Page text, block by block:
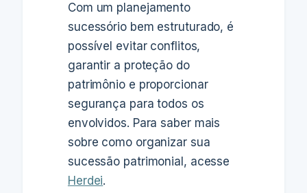
Com um planejamento
sucessório bem estruturado, é
possível evitar conflitos,
garantir a proteção do
patrimônio e proporcionar
segurança para todos os
envolvidos. Para saber mais
sobre como organizar sua
sucessão patrimonial, acesse
Herdei.